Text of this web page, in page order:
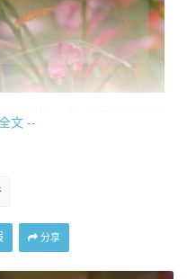
智能化、战斗力超强的机
旨在给予外星侵略者致命
肩负着保卫地球的重任，
中，与外星侵略者展开激
文 --
分享